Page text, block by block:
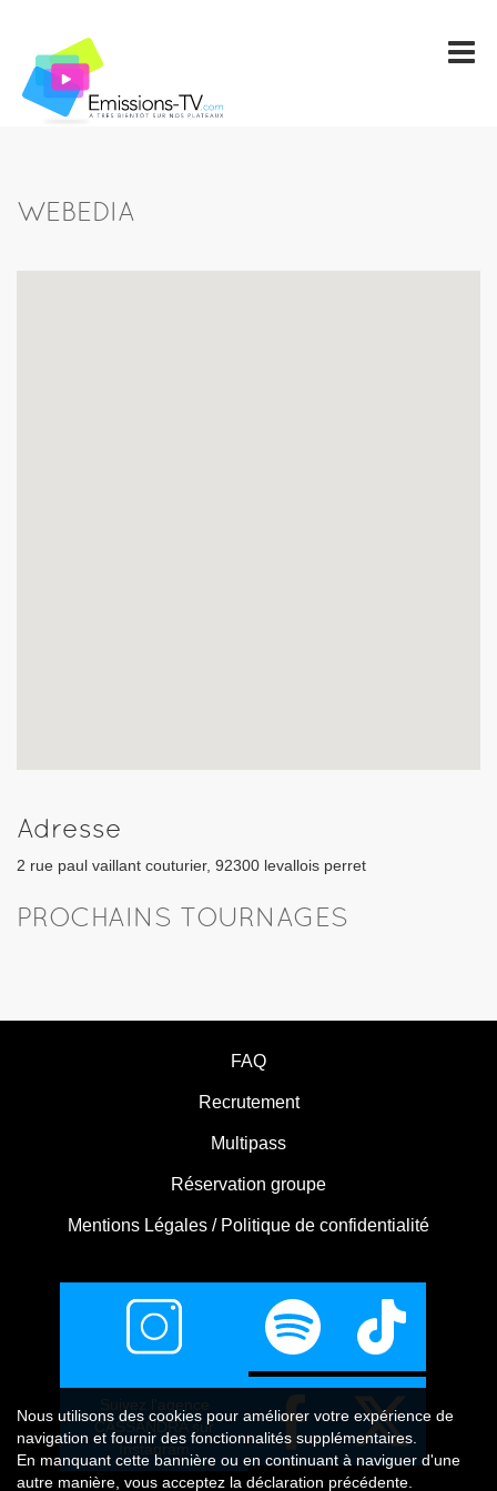
WEBEDIA
Adresse
2 rue paul vaillant couturier, 92300 levallois perret
PROCHAINS TOURNAGES
FAQ
Recrutement
Multipass
Réservation groupe
Mentions Légales / Politique de confidentialité
Suivez l'agence
CASSANDRA sur
Instagram
Nous utilisons des cookies pour améliorer votre expérience de
navigation et fournir des fonctionnalités supplémentaires.
En manquant cette bannière ou en continuant à naviguer d'une
autre manière, vous acceptez la déclaration précédente.